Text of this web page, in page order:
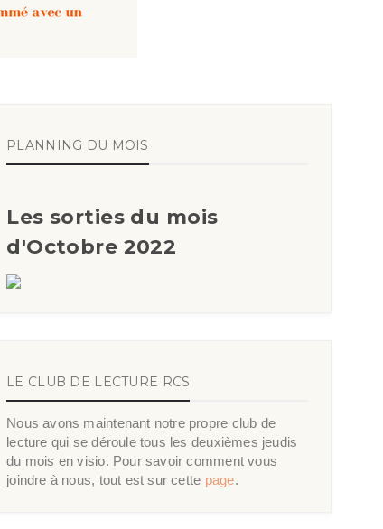
PLANNING DU MOIS
Les sorties du mois
d'Octobre 2022
LE CLUB DE LECTURE RCS
Nous avons maintenant notre propre club de
lecture qui se déroule tous les deuxièmes jeudis
du mois en visio. Pour savoir comment vous
joindre à nous, tout est sur cette page.